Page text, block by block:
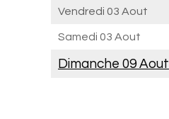
Vendredi 03 Aout
Samedi 03 Aout
Dimanche 09 Aout